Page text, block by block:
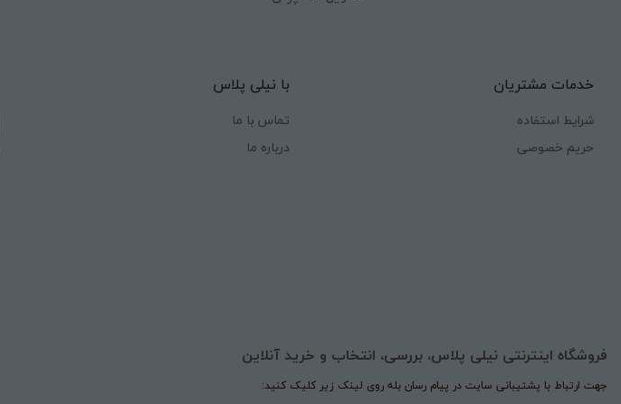
خدمات مشتریان
شرایط استفاده
حریم خصوصی
با نیلی پلاس
تماس با ما
درباره ما
فروشگاه اینترنتی نیلی پلاس، بررسی، انتخاب و خرید آنلاین
جهت ارتباط با پشتیبانی سایت در پیام رسان بله روی لینک زیر کلیک کنید: